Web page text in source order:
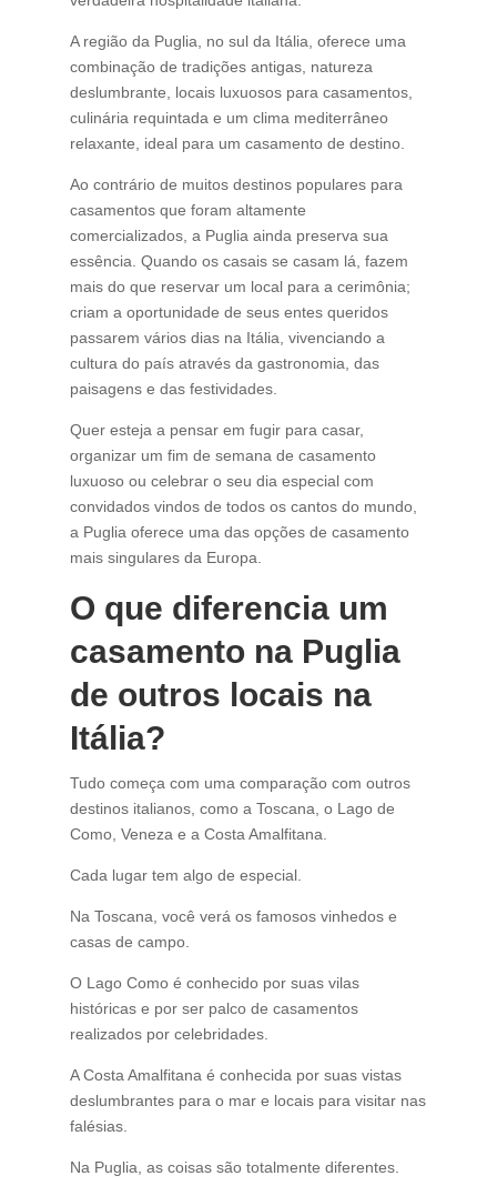
A região da Puglia, no sul da Itália, oferece uma
combinação de tradições antigas, natureza
deslumbrante, locais luxuosos para casamentos,
culinária requintada e um clima mediterrâneo
relaxante, ideal para um casamento de destino.
Ao contrário de muitos destinos populares para
casamentos que foram altamente
comercializados, a Puglia ainda preserva sua
essência. Quando os casais se casam lá, fazem
mais do que reservar um local para a cerimônia;
criam a oportunidade de seus entes queridos
passarem vários dias na Itália, vivenciando a
cultura do país através da gastronomia, das
paisagens e das festividades.
Quer esteja a pensar em fugir para casar,
organizar um fim de semana de casamento
luxuoso ou celebrar o seu dia especial com
convidados vindos de todos os cantos do mundo,
a Puglia oferece uma das opções de casamento
mais singulares da Europa.
O que diferencia um
casamento na Puglia
de outros locais na
Itália?
Tudo começa com uma comparação com outros
destinos italianos, como a Toscana, o Lago de
Como, Veneza e a Costa Amalfitana.
Cada lugar tem algo de especial.
Na Toscana, você verá os famosos vinhedos e
casas de campo.
O Lago Como é conhecido por suas vilas
históricas e por ser palco de casamentos
realizados por celebridades.
A Costa Amalfitana é conhecida por suas vistas
deslumbrantes para o mar e locais para visitar nas
falésias.
Na Puglia, as coisas são totalmente diferentes.